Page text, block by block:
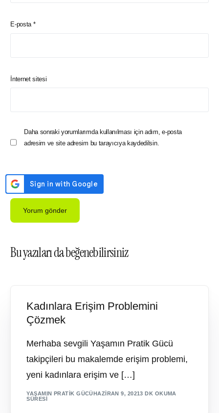
E-posta *
İnternet sitesi
Daha sonraki yorumlarımda kullanılması için adım, e-posta
adresim ve site adresim bu tarayıcıya kaydedilsin.
Bu yazıları da beğenebilirsiniz
Kadınlara Erişim Problemini
Çözmek
Merhaba sevgili Yaşamın Pratik Gücü
takipçileri bu makalemde erişim problemi,
yeni kadınlara erişim ve […]
YAŞAMIN PRATIK GÜCÜHAZIRAN 9, 20213 DK OKUMA
SÜRESI